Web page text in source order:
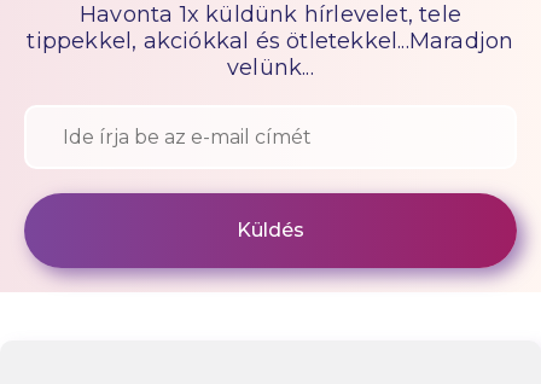
Havonta 1x küldünk hírlevelet, tele
tippekkel, akciókkal és ötletekkel...Maradjon
velünk...